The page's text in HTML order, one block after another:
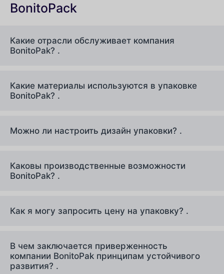
BonitoPack
Какие отрасли обслуживает компания
BonitoPak? .
Какие материалы используются в упаковке
BonitoPak? .
Можно ли настроить дизайн упаковки? .
Каковы производственные возможности
BonitoPak? .
Как я могу запросить цену на упаковку? .
В чем заключается приверженность
компании BonitoPak принципам устойчивого
развития? .